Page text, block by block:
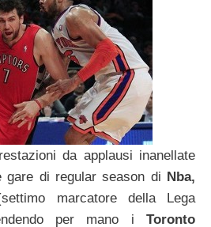
da applausi inanellate
gare di regular season di Nba,
marcatore della Lega
per mano i Toronto